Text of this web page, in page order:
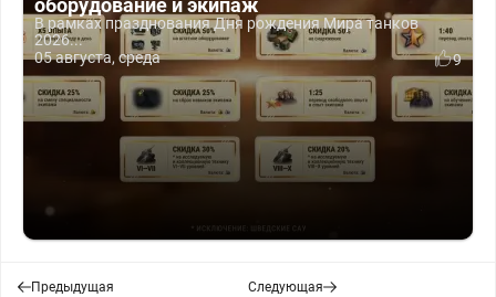
оборудование и экипаж
В рамках празднования Дня рождения Мира танков
2026...
05 августа, среда
9
Предыдущая
Следующая